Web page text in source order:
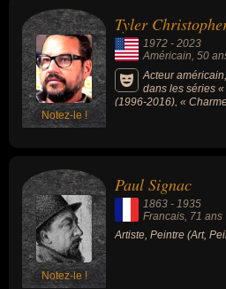
Notez-le !
Tyler
1972 - 2023
Américain, 50
Acteur
dans les séries
(1996-2016), «
fantastique) ou « Le
action drame), il était
Notez-le !
Paul Signac
1863 - 1935
Francais, 71 ans
Artiste, Peintre (Art,